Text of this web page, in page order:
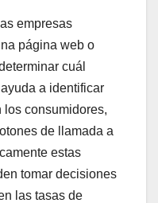
empresas
página web o
cuál
a identificar
los consumidores,
de llamada a
estas
tomar decisiones
las tasas de